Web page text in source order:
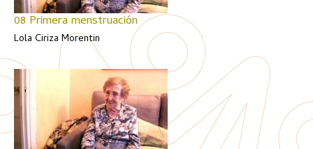
08 Primera menstruación
Lola Ciriza Morentin